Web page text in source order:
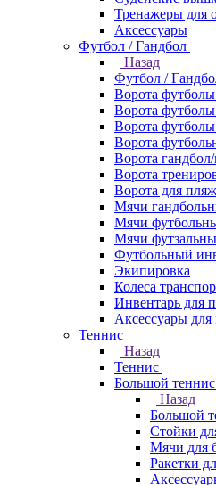
Тренажеры для
Аксессуары
Футбол / Гандбол
Назад
Футбол /
Ворота
Ворота
Ворота
Ворота
Ворота
Ворота
Ворота для
Мячи
Мячи
Мячи
Футбольный
Экипировка
Колеса
Инвентарь для
Аксессуары для
Теннис
Назад
Теннис
Большой теннис
Назад
Большой
Стойки
Мячи для
Ракетки